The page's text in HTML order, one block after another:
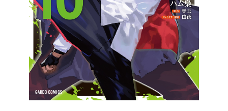
ロサージュノベルス
コミックガルド